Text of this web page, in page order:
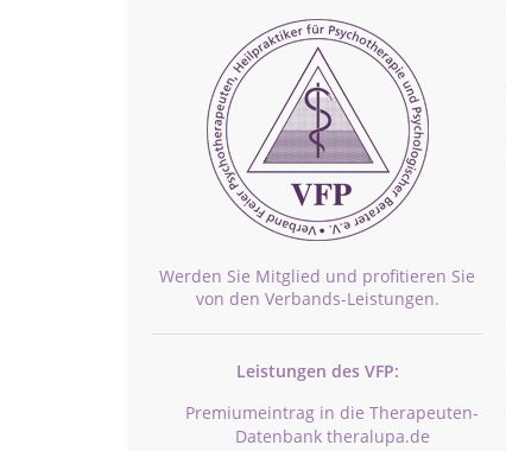
Werden Sie Mitglied und profitieren Sie
von den Verbands-Leistungen.
Leistungen des VFP:
Premiumeintrag in die Therapeuten-
Datenbank theralupa.de